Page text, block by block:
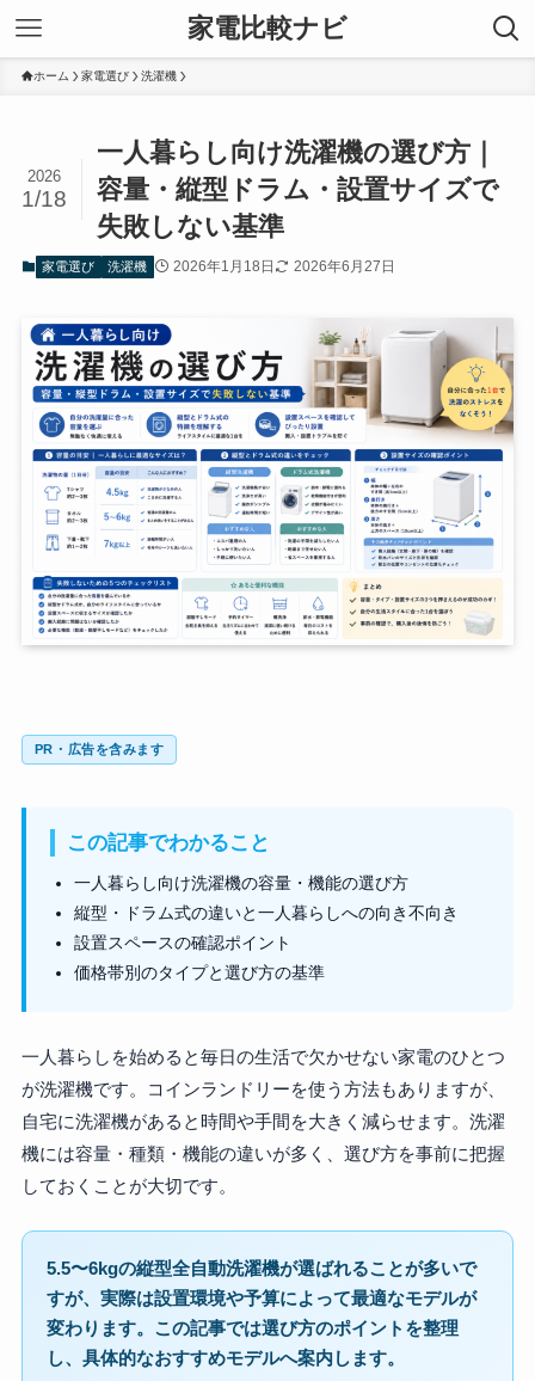
家電比較ナビ
ホーム 家電選び 洗濯機
一人暮らし向け洗濯機の選び方｜
容量・縦型ドラム・設置サイズで
失敗しない基準
2026
1/18
家電選び 洗濯機 2026年1月18日 2026年6月27日
PR・広告を含みます
この記事でわかること
一人暮らし向け洗濯機の容量・機能の選び方
縦型・ドラム式の違いと一人暮らしへの向き不向き
設置スペースの確認ポイント
価格帯別のタイプと選び方の基準
一人暮らしを始めると毎日の生活で欠かせない家電のひとつ
が洗濯機です。コインランドリーを使う方法もありますが、
自宅に洗濯機があると時間や手間を大きく減らせます。洗濯
機には容量・種類・機能の違いが多く、選び方を事前に把握
しておくことが大切です。
5.5〜6kgの縦型全自動洗濯機が選ばれることが多いで
すが、実際は設置環境や予算によって最適なモデルが
変わります。この記事では選び方のポイントを整理
し、具体的なおすすめモデルへ案内します。